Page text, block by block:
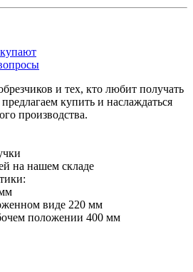
и тех, кто любит получать
купить и наслаждаться
производства.
на нашем складе
виде 220 мм
положении 400 мм